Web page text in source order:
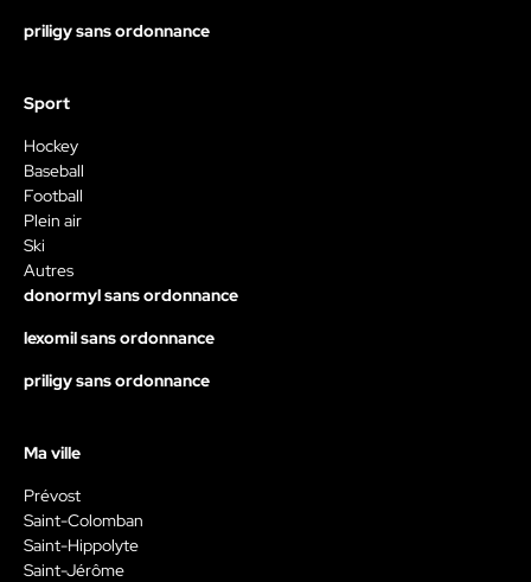
priligy sans ordonnance
Sport
Hockey
Baseball
Football
Plein air
Ski
Autres
donormyl sans ordonnance
lexomil sans ordonnance
priligy sans ordonnance
Ma ville
Prévost
Saint-Colomban
Saint-Hippolyte
Saint-Jérôme